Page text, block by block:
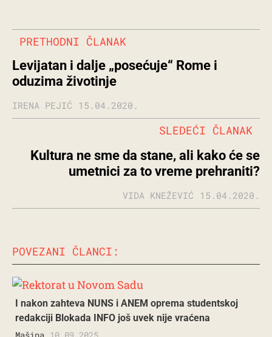
PRETHODNI ČLANAK
Levijatan i dalje „posećuje“ Rome i
oduzima životinje
IRENA PEJIĆ 15.04.2020.
Kultura ne sme da stane, ali kako će se
umetnici za to vreme prehraniti?
SLEDEĆI ČLANAK
VIDA KNEŽEVIĆ 15.04.2020.
POVEZANI ČLANCI:
I nakon zahteva NUNS i ANEM oprema studentskoj
redakciji Blokada INFO još uvek nije vraćena